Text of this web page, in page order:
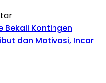
Bekali Kontingen
dan Motivasi, Incar